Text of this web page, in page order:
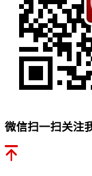
微信扫一扫关注